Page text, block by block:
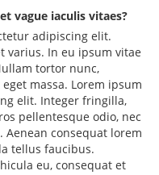
vague iaculis vitaes?
adipiscing elit.
varius. In eu ipsum vitae
tortor nunc,
massa. Lorem ipsum
elit. Integer fringilla,
pellentesque odio, nec
Aenean consequat lorem
tellus faucibus.
eu, consequat et